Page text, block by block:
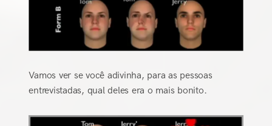
Vamos ver se você adivinha, para as pessoas
entrevistadas, qual deles era o mais bonito.